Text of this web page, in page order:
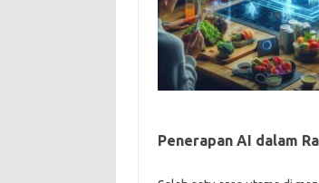
Penerapan AI dalam